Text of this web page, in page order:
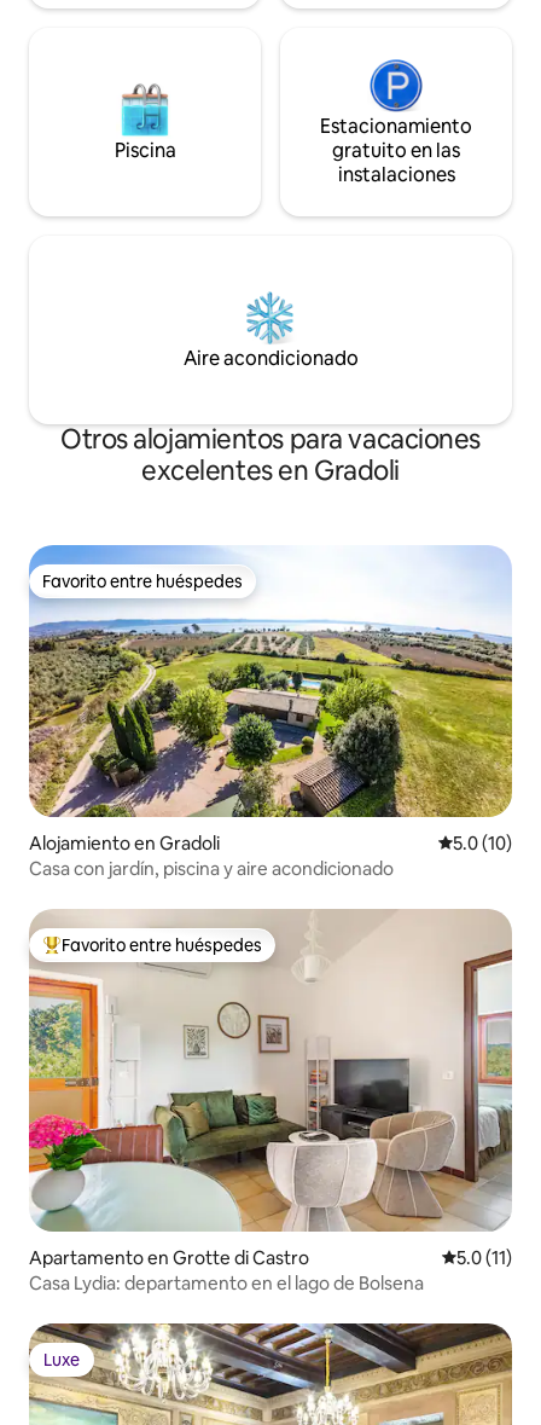
Piscina
Estacionamiento
gratuito en las
instalaciones
Aire acondicionado
Otros alojamientos para vacaciones
excelentes en Gradoli
Favorito entre huéspedes
Favorito entre huéspedes
Alojamiento en Gradoli Calificación
5.0 (10)
Casa con jardín, piscina y aire acondicionado
Favorito entre huéspedes preferido
Favorito entre huéspedes
Apartamento en Grotte di Castro Calificación
5.0 (11)
Casa Lydia: departamento en el lago de Bolsena
Luxe
Luxe